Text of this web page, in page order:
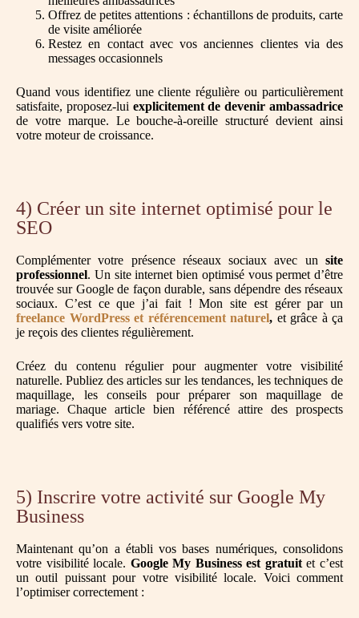
Offrez de petites attentions : échantillons de produits, carte
de visite améliorée
Restez en contact avec vos anciennes clientes via des
messages occasionnels
Quand vous identifiez une cliente régulière ou particulièrement
satisfaite, proposez-lui explicitement de devenir ambassadrice
de votre marque. Le bouche-à-oreille structuré devient ainsi
votre moteur de croissance.
4) Créer un site internet optimisé pour le
SEO
Complémenter votre présence réseaux sociaux avec un site
professionnel. Un site internet bien optimisé vous permet d’être
trouvée sur Google de façon durable, sans dépendre des réseaux
sociaux. C’est ce que j’ai fait ! Mon site est gérer par un
freelance WordPress et référencement naturel, et grâce à ça
je reçois des clientes régulièrement.
Créez du contenu régulier pour augmenter votre visibilité
naturelle. Publiez des articles sur les tendances, les techniques de
maquillage, les conseils pour préparer son maquillage de
mariage. Chaque article bien référencé attire des prospects
qualifiés vers votre site.
5) Inscrire votre activité sur Google My
Business
Maintenant qu’on a établi vos bases numériques, consolidons
votre visibilité locale. Google My Business est gratuitet c’est
un outil puissant pour votre visibilité locale. Voici comment
l’optimiser correctement :